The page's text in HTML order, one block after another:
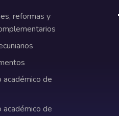
reformas y
de
de